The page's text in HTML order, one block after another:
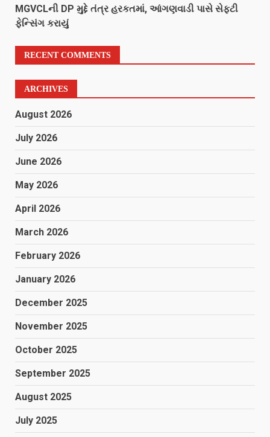
MGVCLની DP મુદ્દે તંત્ર હરકતમાં, આંગણવાડી પાસે સેફ્ટી
ફેન્સિંગ કરાયું
RECENT COMMENTS
ARCHIVES
August 2026
July 2026
June 2026
May 2026
April 2026
March 2026
February 2026
January 2026
December 2025
November 2025
October 2025
September 2025
August 2025
July 2025